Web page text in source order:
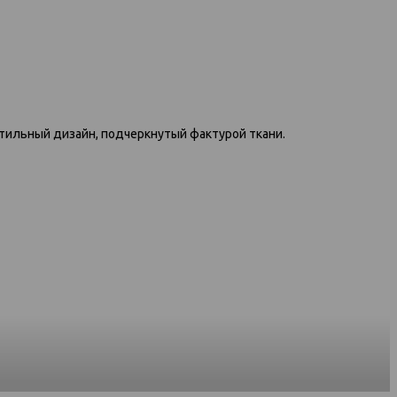
кровать
тёмно-
597 диван-кровать 3ек 1437
серый
дизайн, подчеркнутый фактурой ткани.